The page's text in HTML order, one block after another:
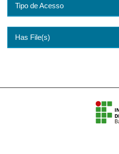
Tipo de Acesso
Has File(s)